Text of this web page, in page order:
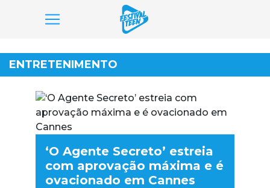
para
o
conteúdo
ENTRETENIMENTO
‘O Agente Secreto’ estreia
com aprovação máxima e é
ovacionado em Cannes